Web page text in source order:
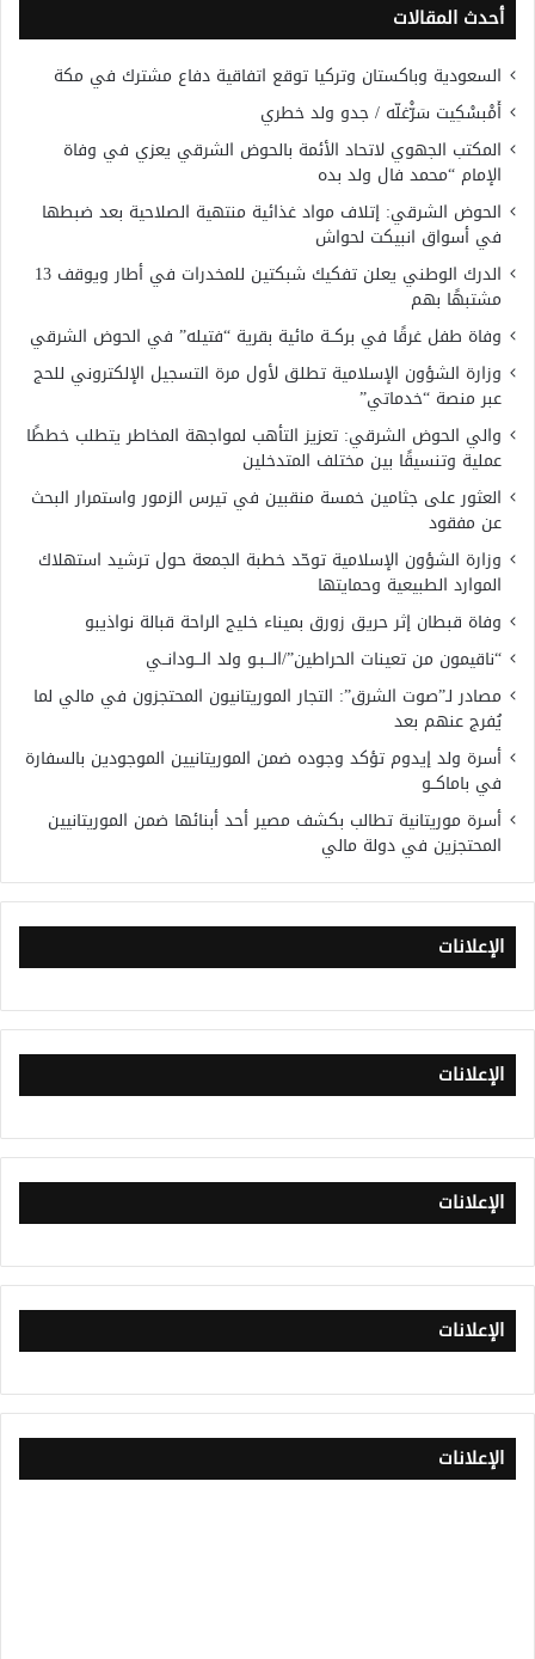
أحدث المقالات
السعودية وباكستان وتركيا توقع اتفاقية دفاع مشترك في مكة
أَمْبسْكِيت سَرّْغلّه / جدو ولد خطري
المكتب الجهوي لاتحاد الأئمة بالحوض الشرقي يعزي في وفاة
الإمام “محمد فال ولد بده
الحوض الشرقي: إتلاف مواد غذائية منتهية الصلاحية بعد ضبطها
في أسواق انبيكت لحواش
الدرك الوطني يعلن تفكيك شبكتين للمخدرات في أطار ويوقف 13
مشتبهًا بهم
وفاة طفل غرقًا في بركــة مائية بقرية “فتيله” في الحوض الشرقي
وزارة الشؤون الإسلامية تطلق لأول مرة التسجيل الإلكتروني للحج
عبر منصة “خدماتي”
والي الحوض الشرقي: تعزيز التأهب لمواجهة المخاطر يتطلب خططًا
عملية وتنسيقًا بين مختلف المتدخلين
العثور على جثامين خمسة منقبين في تيرس الزمور واستمرار البحث
عن مفقود
وزارة الشؤون الإسلامية توحّد خطبة الجمعة حول ترشيد استهلاك
الموارد الطبيعية وحمايتها
وفاة قبطان إثر حريق زورق بميناء خليج الراحة قبالة نواذيبو
“ناقيمون من تعينات الحراطين”/الـــبـو ولد الـــودانــي
مصادر لـ”صوت الشرق”: التجار الموريتانيون المحتجزون في مالي لما
يُفرج عنهم بعد
أسرة ولد إيدوم تؤكد وجوده ضمن الموريتانيين الموجودين بالسفارة
في باماكــو
أسرة موريتانية تطالب بكشف مصير أحد أبنائها ضمن الموريتانيين
المحتجزين في دولة مالي
الإعلانات
الإعلانات
الإعلانات
الإعلانات
الإعلانات